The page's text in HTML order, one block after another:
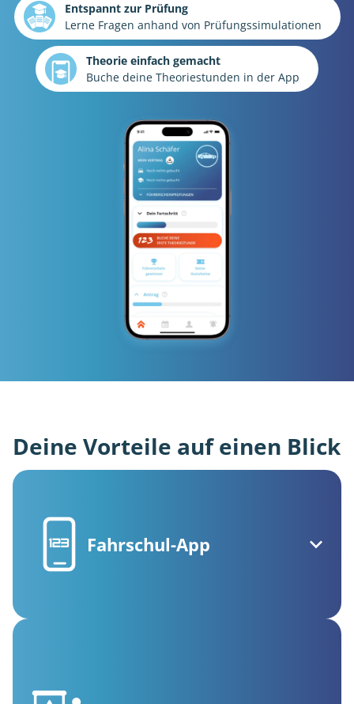
Entspannt zur Prüfung
Lerne Fragen anhand von Prüfungssimulationen
Theorie einfach gemacht
Buche deine Theoriestunden in der App
Deine Vorteile auf einen Blick
Fahrschul-App